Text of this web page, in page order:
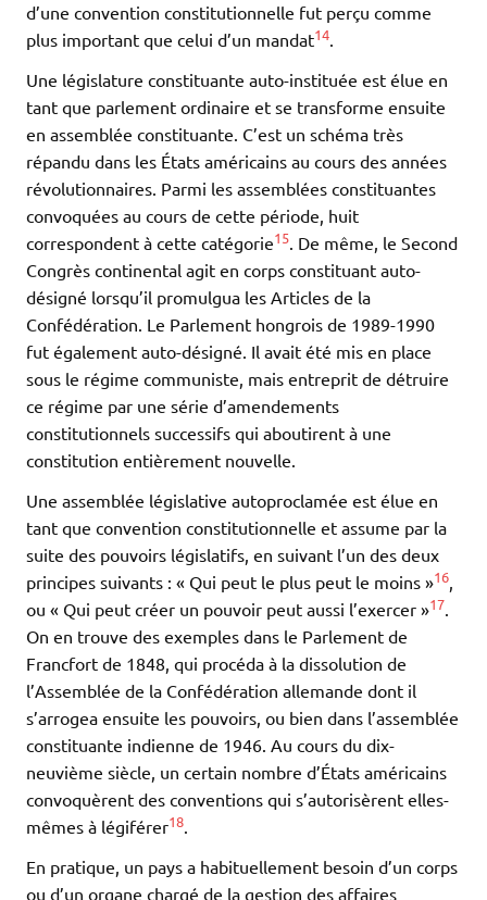
d’une convention constitutionnelle fut perçu comme
plus important que celui d’un mandat14.
Une législature constituante auto-instituée est élue en
tant que parlement ordinaire et se transforme ensuite
en assemblée constituante. C’est un schéma très
répandu dans les États américains au cours des années
révolutionnaires. Parmi les assemblées constituantes
convoquées au cours de cette période, huit
correspondent à cette catégorie15. De même, le Second
Congrès continental agit en corps constituant auto-
désigné lorsqu’il promulgua les Articles de la
Confédération. Le Parlement hongrois de 1989-1990
fut également auto-désigné. Il avait été mis en place
sous le régime communiste, mais entreprit de détruire
ce régime par une série d’amendements
constitutionnels successifs qui aboutirent à une
constitution entièrement nouvelle.
Une assemblée législative autoproclamée est élue en
tant que convention constitutionnelle et assume par la
suite des pouvoirs législatifs, en suivant l’un des deux
principes suivants : « Qui peut le plus peut le moins »16,
ou « Qui peut créer un pouvoir peut aussi l’exercer »17.
On en trouve des exemples dans le Parlement de
Francfort de 1848, qui procéda à la dissolution de
l’Assemblée de la Confédération allemande dont il
s’arrogea ensuite les pouvoirs, ou bien dans l’assemblée
constituante indienne de 1946. Au cours du dix-
neuvième siècle, un certain nombre d’États américains
convoquèrent des conventions qui s’autorisèrent elles-
mêmes à légiférer18.
En pratique, un pays a habituellement besoin d’un corps
ou d’un organe chargé de la gestion des affaires